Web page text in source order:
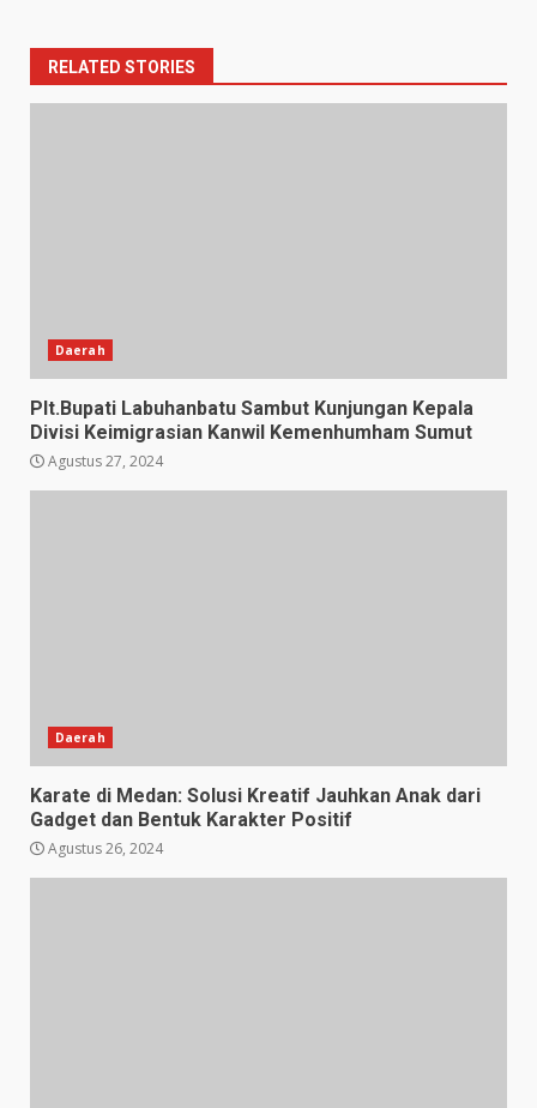
RELATED STORIES
Daerah
Plt.Bupati Labuhanbatu Sambut Kunjungan Kepala
Divisi Keimigrasian Kanwil Kemenhumham Sumut
Agustus 27, 2024
Daerah
Karate di Medan: Solusi Kreatif Jauhkan Anak dari
Gadget dan Bentuk Karakter Positif
Agustus 26, 2024